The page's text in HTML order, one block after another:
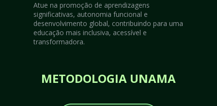
Atue na promoção de aprendizagens
significativas, autonomia funcional e
desenvolvimento global, contribuindo para uma
educação mais inclusiva, acessível e
transformadora.
METODOLOGIA UNAMA